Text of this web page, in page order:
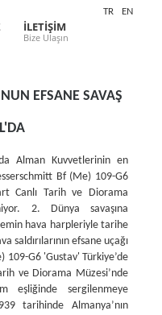
İLETİŞİM
Bize Ulaşın
TR EN
EFSANE SAVAŞ
Alman Kuvvetlerinin en
Bf (Me) 109-G6
Canlı Tarih ve Diorama
2. Dünya savaşına
hava harpleriyle tarihe
saldırılarının efsane uçağı
109-G6 'Gustav' Türkiye’de
ve Diorama Müzesi’nde
eşliğinde sergilenmeye
tarihinde Almanya’nın